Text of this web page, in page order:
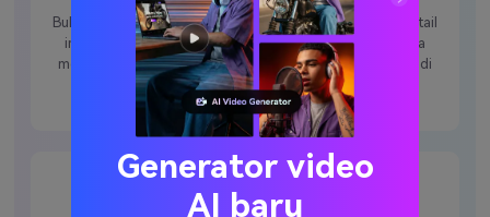
Bukan sekadar filter sederhana. AI kami menambahkan detail
imersif seperti langit animasi, partikel bercahaya, cahaya
menyala, dan gerakan halus—mengubah klip Anda menjadi
momen sinematik ala Ghibli.
Generator video
AI baru